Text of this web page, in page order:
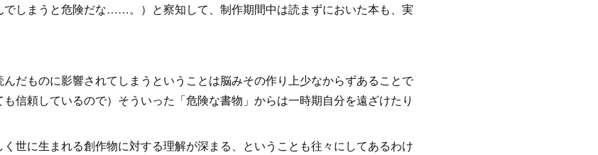
でしまうと危険だな……。）と察知して、制作期間中は読まずにおいた本も、実
だものに影響されてしまうということは脳みその作り上少なからずあることで
信頼しているので）そういった「危険な書物」からは一時期自分を遠ざけたり
世に生まれる創作物に対する理解が深まる、ということも往々にしてあるわけ